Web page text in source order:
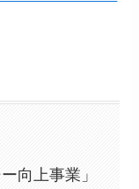
向上事業」